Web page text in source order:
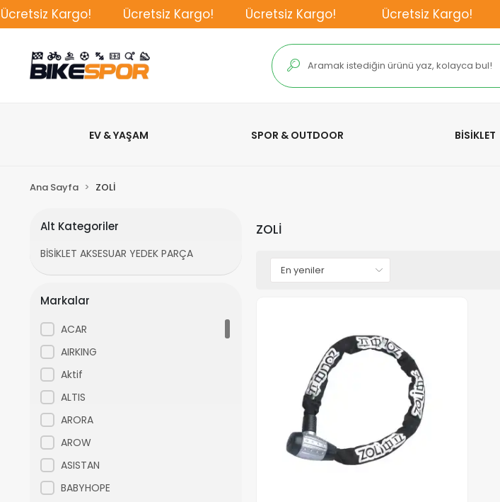
Kargo! Ücretsiz Kargo! Ücretsiz Kargo! Ücretsiz Kargo!
EV & YAŞAM SPOR & OUTDOOR BİSİKLET
Ana Sayfa ZOLİ
Alt Kategoriler
BİSİKLET AKSESUAR YEDEK PARÇA
Markalar
ACAR
AIRKING
Aktif
ALTIS
ARORA
AROW
ASISTAN
BABYHOPE
ZOLİ